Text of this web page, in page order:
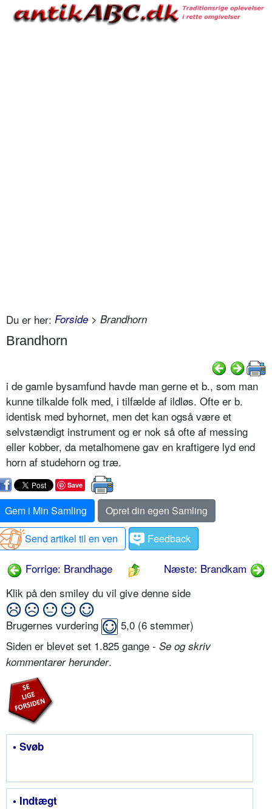
Du er her: Forside > Brandhorn
Brandhorn
i de gamle bysamfund havde man gerne et b., som man
kunne tilkalde folk med, i tilfælde af ildløs. Ofte er b.
identisk med byhornet, men det kan også være et
selvstændigt instrument og er nok så ofte af messing
eller kobber, da metalhomene gav en kraftigere lyd end
horn af studehorn og træ.
Save
Gem i Min Samling
Opret din egen Samling
Send artikel til en ven
Feedback
Forrige: Brandhage
Næste: Brandkam
Klik på den smiley du vil give denne side
Brugernes vurdering 5,0 (6 stemmer)
Siden er blevet set 1.825 gange - Se og skriv
kommentarer herunder.
• Svøb
• Indtægt